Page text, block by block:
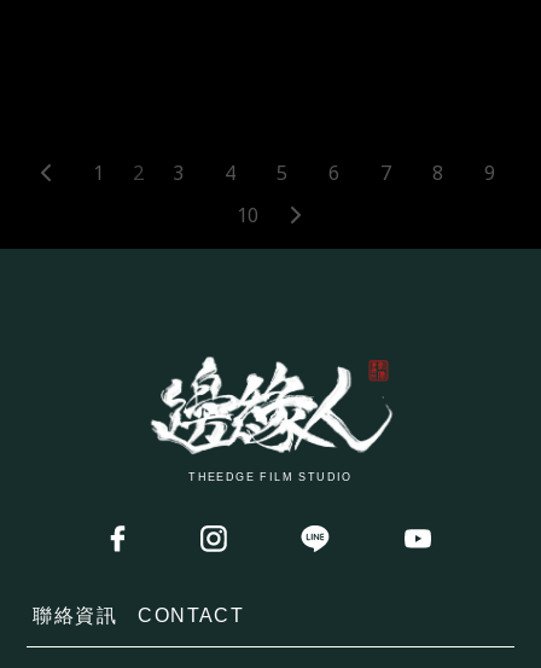
1 2 3 4 5 6 7 8
9
10
聯絡資訊CONTACT
THEEDGE FILM STUDIO